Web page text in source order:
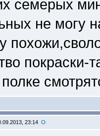
семерых
не могу
покраски-
23:14